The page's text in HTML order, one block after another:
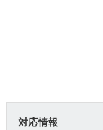
対応情報